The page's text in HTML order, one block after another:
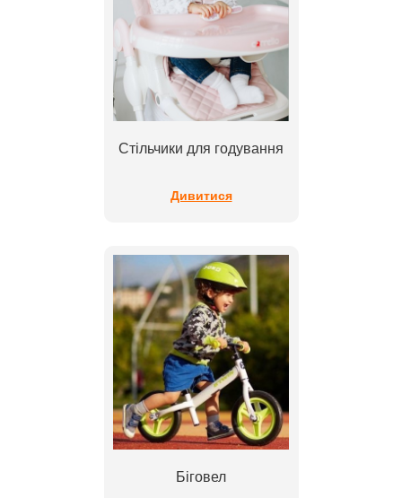
Стільчики для годування
Дивитися
Біговел